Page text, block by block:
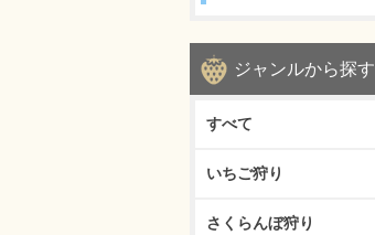
ジャンルから探す
すべて
いちご狩り
さくらんぼ狩り